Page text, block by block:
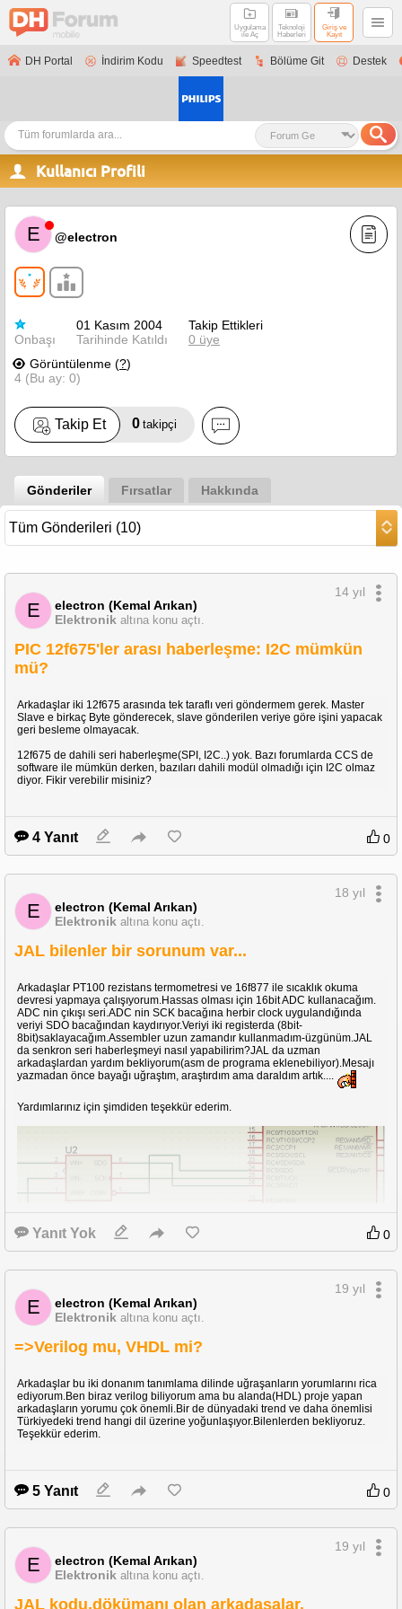
Uygulama
ile Aç
Teknoloji
Haberleri
Giriş ve
Kayıt
DH Portal İndirim Kodu Speedtest Bölüme Git Destek
Kullanıcı Profili
E @electron
Onbaşı
01 Kasım 2004
Tarihinde Katıldı
Takip Ettikleri
0 üye
Görüntülenme (?)
4 (Bu ay: 0)
Takip Et 0 takipçi
Gönderiler Fırsatlar Hakkında
E
electron (Kemal Arıkan)
Elektronik altına konu açtı.
14 yıl
PIC 12f675'ler arası haberleşme: I2C mümkün
mü?
Arkadaşlar iki 12f675 arasında tek taraflı veri göndermem gerek. Master
Slave e birkaç Byte gönderecek, slave gönderilen veriye göre işini yapacak
geri besleme olmayacak.
12f675 de dahili seri haberleşme(SPI, I2C..) yok. Bazı forumlarda CCS de
software ile mümkün derken, bazıları dahili modül olmadığı için I2C olmaz
diyor. Fikir verebilir misiniz?
4 Yanıt 0
E
electron (Kemal Arıkan)
Elektronik altına konu açtı.
18 yıl
JAL bilenler bir sorunum var...
Arkadaşlar PT100 rezistans termometresi ve 16f877 ile sıcaklık okuma
devresi yapmaya çalışıyorum.Hassas olması için 16bit ADC kullanacağım.
ADC nin çıkışı seri.ADC nin SCK bacağına herbir clock uygulandığında
veriyi SDO bacağından kaydırıyor.Veriyi iki registerda (8bit-
8bit)saklayacağım.Assembler uzun zamandır kullanmadım-üzgünüm.JAL
da senkron seri haberleşmeyi nasıl yapabilirim?JAL da uzman
arkadaşlardan yardım bekliyorum(asm de programa eklenebiliyor).Mesajı
yazmadan önce bayağı uğraştım, araştırdım ama daraldım artık....
Yardımlarınız için şimdiden teşekkür ederim.
Yanıt Yok 0
E
electron (Kemal Arıkan)
Elektronik altına konu açtı.
19 yıl
=>Verilog mu, VHDL mi?
Arkadaşlar bu iki donanım tanımlama dilinde uğraşanların yorumlarını rica
ediyorum.Ben biraz verilog biliyorum ama bu alanda(HDL) proje yapan
arkadaşların yorumu çok önemli.Bir de dünyadaki trend ve daha önemlisi
Türkiyedeki trend hangi dil üzerine yoğunlaşıyor.Bilenlerden bekliyoruz.
Teşekkür ederim.
5 Yanıt 0
E
electron (Kemal Arıkan)
Elektronik altına konu açtı.
19 yıl
JAL kodu,dökümanı olan arkadaşalar.